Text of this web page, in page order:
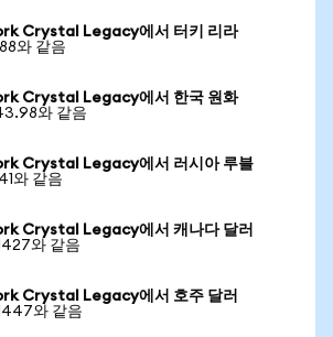
Crystal Legacy에서 터키 리라
와 같음
Crystal Legacy에서 한국 원화
와 같음
Crystal Legacy에서 러시아 루블
와 같음
Crystal Legacy에서 캐나다 달러
와 같음
Crystal Legacy에서 호주 달러
와 같음